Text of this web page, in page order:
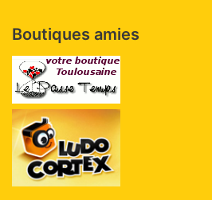
Boutiques amies